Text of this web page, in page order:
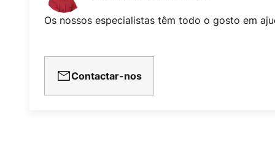
Os nossos especialistas têm todo o gosto em
Contactar-nos